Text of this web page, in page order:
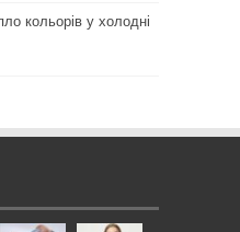
кольорів у холодні